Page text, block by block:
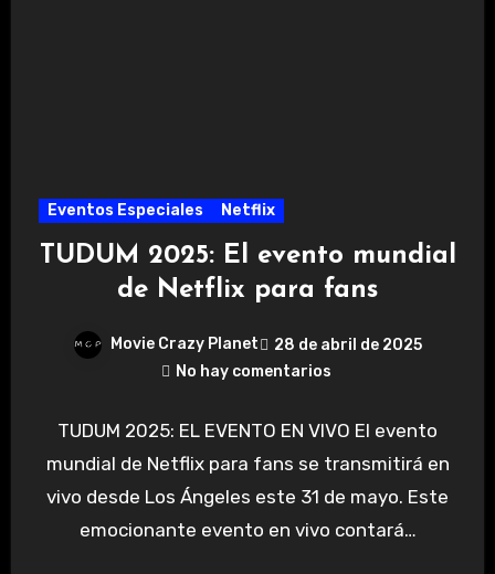
Eventos Especiales Netflix
TUDUM 2025: El evento mundial
de Netflix para fans
Movie Crazy Planet
28 de abril de 2025
No hay comentarios
TUDUM 2025: EL EVENTO EN VIVO El evento
mundial de Netflix para fans se transmitirá en
vivo desde Los Ángeles este 31 de mayo. Este
emocionante evento en vivo contará…